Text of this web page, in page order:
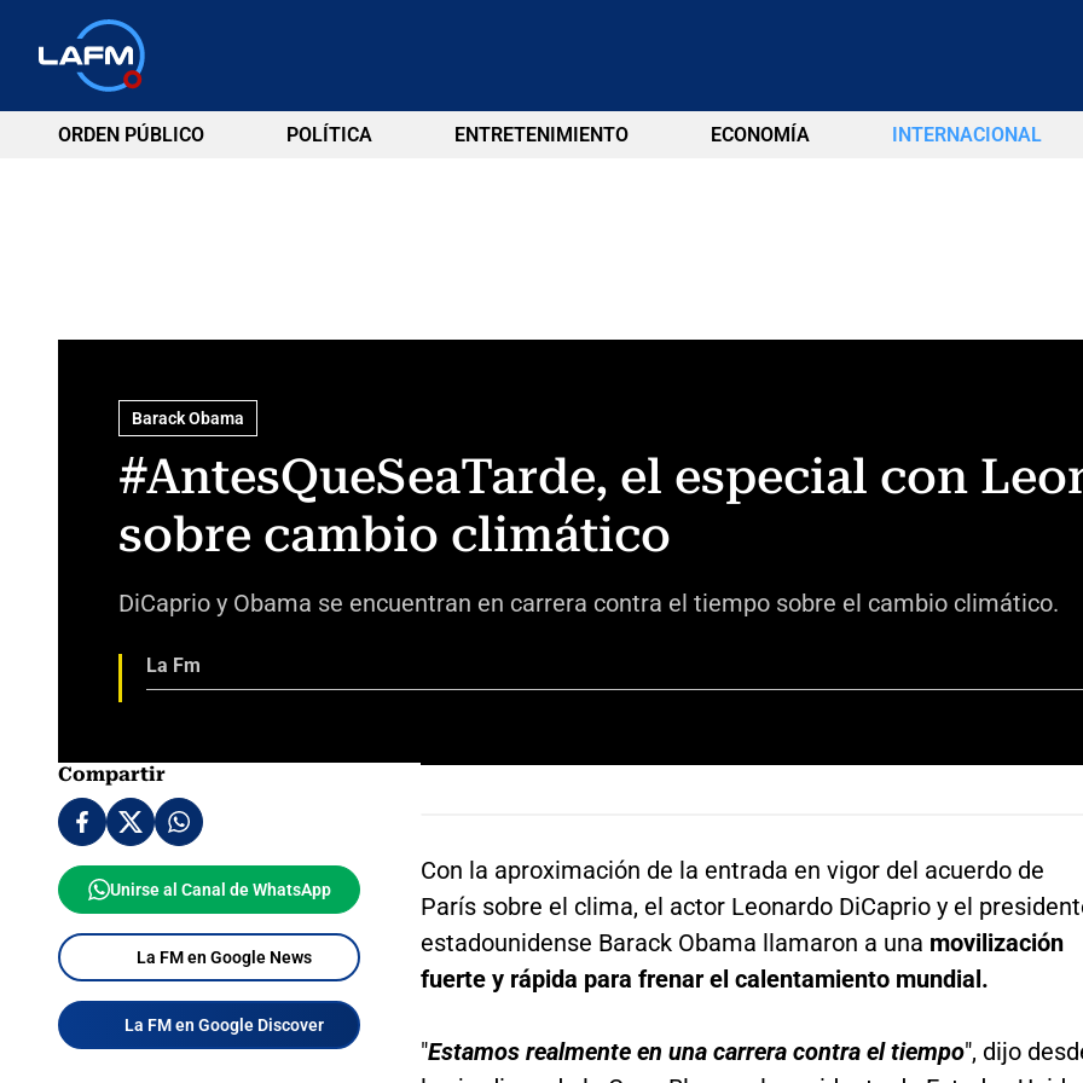
ORDEN PÚBLICO POLÍTICA ENTRETENIMIENTO ECONOMÍA INTERNACIONAL
Barack Obama
#AntesQueSeaTarde, el especial con
sobre cambio climático
DiCaprio y Obama se encuentran en carrera contra el tiempo sobre el cambio climático.
La Fm
Compartir
Unirse al Canal de WhatsApp
La FM en Google News
La FM en Google Discover
Con la aproximación de la entrada en vigor del acuerdo de
París sobre el clima, el actor Leonardo DiCaprio y el
estadounidense Barack Obama llamaron a una movilización
fuerte y rápida para frenar el calentamiento mundial.
"Estamos realmente en una carrera contra el tiempo", dijo